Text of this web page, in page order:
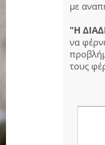
με
"Η
να
τους